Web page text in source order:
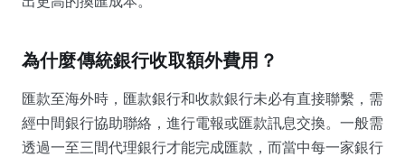
為什麼傳統銀行收取額外費用？
匯款至海外時，匯款銀行和收款銀行未必有直接聯繫，需
經中間銀行協助聯絡，進行電報或匯款訊息交換。一般需
透過一至三間代理銀行才能完成匯款，而當中每一家銀行